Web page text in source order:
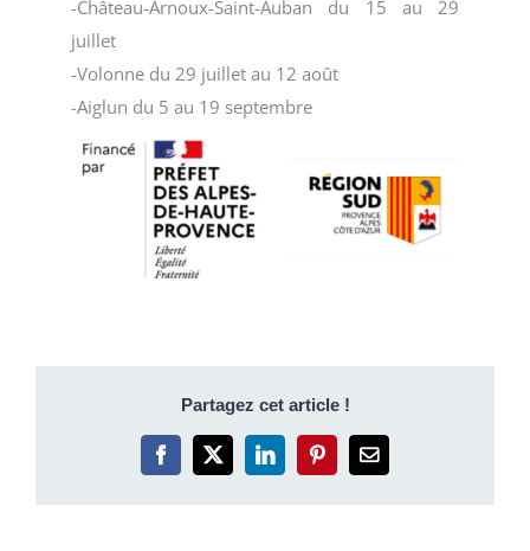
-Château-Arnoux-Saint-Auban du 15 au 29
juillet
-Volonne du 29 juillet au 12 août
-Aiglun du 5 au 19 septembre
Partagez cet article !
Facebook
X LinkedInPinterestEmail